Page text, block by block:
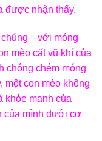
được nhận thấy.
chúng—với móng
mèo cất vũ khí của
chóng chém móng
một con mèo không
khỏe mạnh của
của mình dưới cơ